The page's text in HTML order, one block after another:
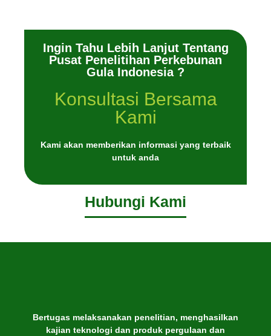
Ingin Tahu Lebih Lanjut Tentang
Pusat Penelitihan Perkebunan
Gula Indonesia ?
Konsultasi Bersama
Kami
Kami akan memberikan informasi yang terbaik
untuk anda
Hubungi Kami
Bertugas melaksanakan penelitian, menghasilkan
kajian teknologi dan produk pergulaan dan